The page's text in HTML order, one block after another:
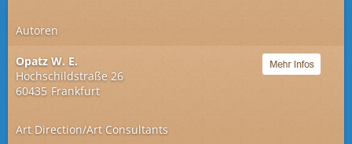
Autoren
Opatz W. E.
Hochschildstraße 26
60435 Frankfurt
Art Direction/Art Consultants